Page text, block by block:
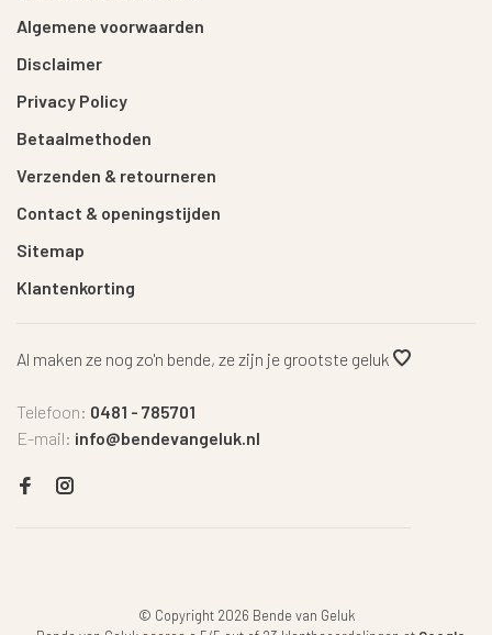
Algemene voorwaarden
Disclaimer
Privacy Policy
Betaalmethoden
Verzenden & retourneren
Contact & openingstijden
Sitemap
Klantenkorting
Al maken ze nog zo'n bende, ze zijn je grootste geluk
Telefoon: 0481 - 785701
E-mail: info@bendevangeluk.nl
© Copyright 2026 Bende van Geluk